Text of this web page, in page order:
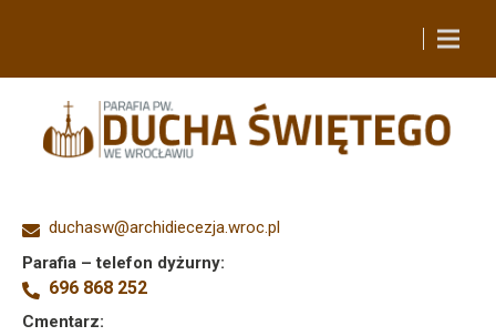
duchasw@archidiecezja.wroc.pl
Parafia – telefon dyżurny:
696 868 252
Cmentarz: